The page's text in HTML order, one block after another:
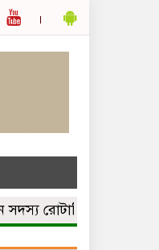
রোটারিয়ান সুবর্ণা দে